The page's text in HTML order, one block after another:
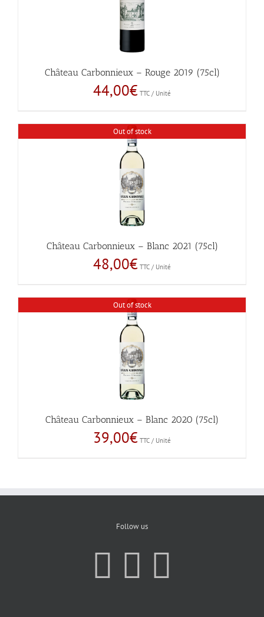
Château Carbonnieux – Rouge 2019 (75cl)
44,00€ TTC / Unité
Out of stock
Château Carbonnieux – Blanc 2021 (75cl)
48,00€ TTC / Unité
Out of stock
Château Carbonnieux – Blanc 2020 (75cl)
39,00€ TTC / Unité
Follow us